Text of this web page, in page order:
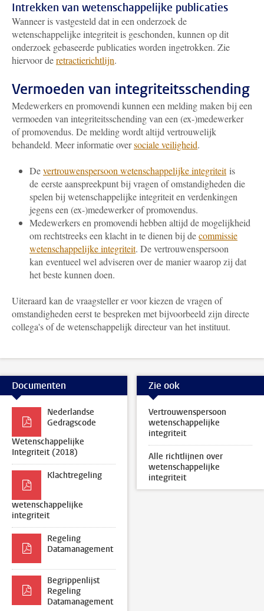
Intrekken van wetenschappelijke publicaties
Wanneer is vastgesteld dat in een onderzoek de
wetenschappelijke integriteit is geschonden, kunnen op dit
onderzoek gebaseerde publicaties worden ingetrokken. Zie
hiervoor deretractierichtlijn.
Vermoeden van integriteitsschending
Medewerkers en promovendi kunnen een melding maken bij een
vermoeden van integriteitsschending van een (ex-)medewerker
of promovendus. De melding wordt altijd vertrouwelijk
behandeld. Meer informatie oversociale veiligheid.
Devertrouwenspersoon wetenschappelijke integriteitis
de eerste aanspreekpunt bij vragen of omstandigheden die
spelen bij wetenschappelijke integriteit en verdenkingen
jegens een (ex-)medewerker of promovendus.
Medewerkers en promovendi hebben altijd de mogelijkheid
om rechtstreeks een klacht in te dienen bij decommissie
wetenschappelijke integriteit. De vertrouwenspersoon
kan eventueel wel adviseren over de manier waarop zij dat
het beste kunnen doen.
Uiteraard kan de vraagsteller er voor kiezen de vragen of
omstandigheden eerst te bespreken met bijvoorbeeld zijn directe
collega's of de wetenschappelijk directeur van het instituut.
Documenten
Nederlandse
Gedragscode
Wetenschappelijke
Integriteit (2018)
Klachtregeling
wetenschappelijke
integriteit
Regeling
Datamanagement
Begrippenlijst
Regeling
Datamanagement
Zie ook
Vertrouwenspersoon
wetenschappelijke
integriteit
Alle richtlijnen over
wetenschappelijke
integriteit